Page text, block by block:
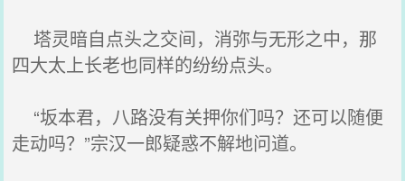
塔灵暗自点头之交间，消弥与无形之中，那
四大太上长老也同样的纷纷点头。
“坂本君，八路没有关押你们吗？还可以随便
走动吗？”宗汉一郎疑惑不解地问道。